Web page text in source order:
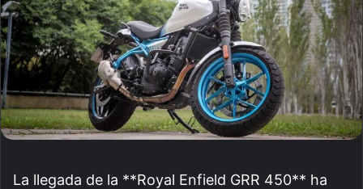
La llegada de la **Royal Enfield GRR 450** ha